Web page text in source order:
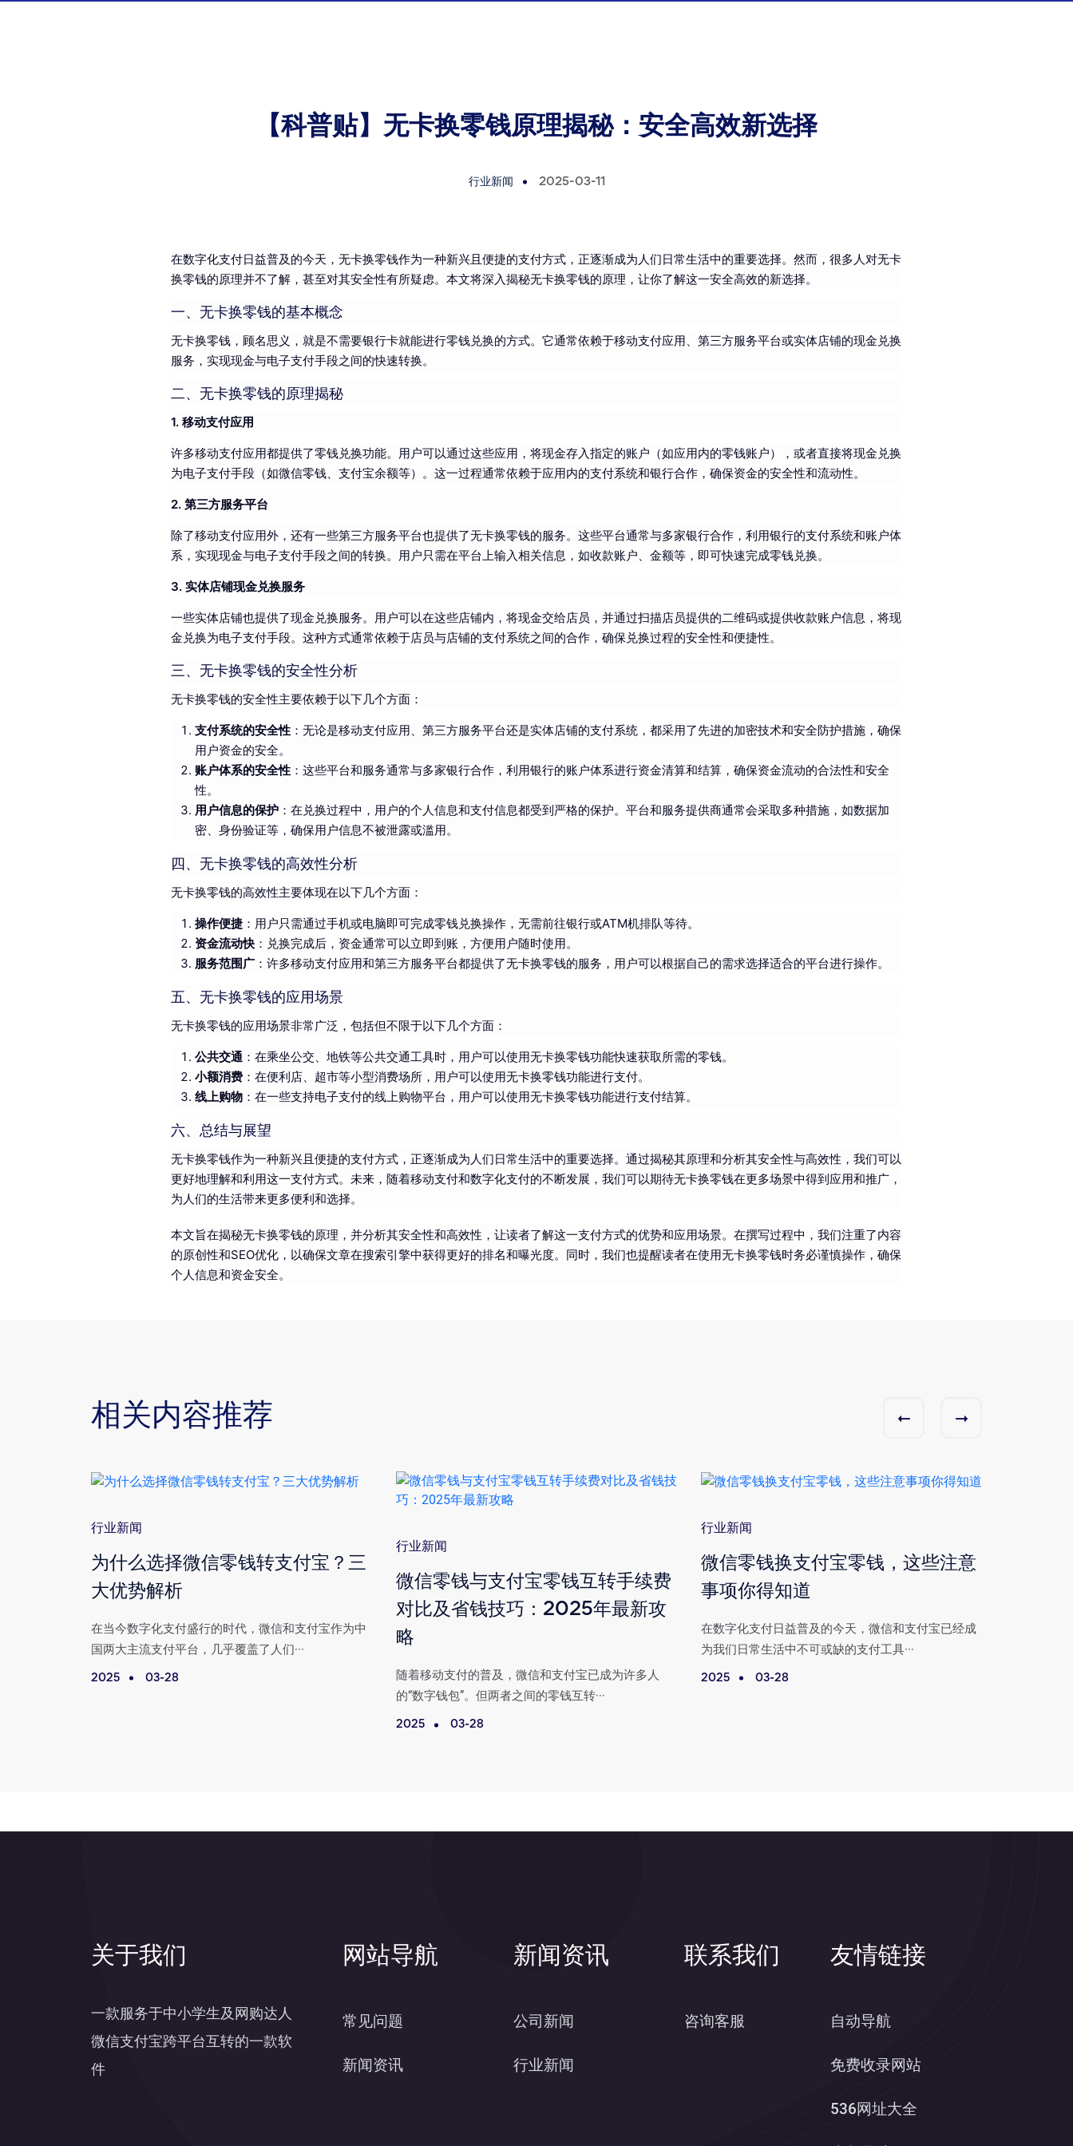
【科普贴】无卡换零钱原理揭秘：安全高效新选择
行业新闻 2025-03-11
在数字化支付日益普及的今天，无卡换零钱作为一种新兴且便捷的支付方式，正逐渐成为人们日常生活中的重要选择。然而，很多人对无卡
换零钱的原理并不了解，甚至对其安全性有所疑虑。本文将深入揭秘无卡换零钱的原理，让你了解这一安全高效的新选择。
一、无卡换零钱的基本概念
无卡换零钱，顾名思义，就是不需要银行卡就能进行零钱兑换的方式。它通常依赖于移动支付应用、第三方服务平台或实体店铺的现金兑换
服务，实现现金与电子支付手段之间的快速转换。
二、无卡换零钱的原理揭秘
1. 移动支付应用
许多移动支付应用都提供了零钱兑换功能。用户可以通过这些应用，将现金存入指定的账户（如应用内的零钱账户），或者直接将现金兑换
为电子支付手段（如微信零钱、支付宝余额等）。这一过程通常依赖于应用内的支付系统和银行合作，确保资金的安全性和流动性。
2. 第三方服务平台
除了移动支付应用外，还有一些第三方服务平台也提供了无卡换零钱的服务。这些平台通常与多家银行合作，利用银行的支付系统和账户体
系，实现现金与电子支付手段之间的转换。用户只需在平台上输入相关信息，如收款账户、金额等，即可快速完成零钱兑换。
3. 实体店铺现金兑换服务
一些实体店铺也提供了现金兑换服务。用户可以在这些店铺内，将现金交给店员，并通过扫描店员提供的二维码或提供收款账户信息，将现
金兑换为电子支付手段。这种方式通常依赖于店员与店铺的支付系统之间的合作，确保兑换过程的安全性和便捷性。
三、无卡换零钱的安全性分析
无卡换零钱的安全性主要依赖于以下几个方面：
支付系统的安全性 ：无论是移动支付应用、第三方服务平台还是实体店铺的支付系统，都采用了先进的加密技术和安全防护措施，确保
用户资金的安全。
账户体系的安全性 ：这些平台和服务通常与多家银行合作，利用银行的账户体系进行资金清算和结算，确保资金流动的合法性和安全
性。
用户信息的保护 ：在兑换过程中，用户的个人信息和支付信息都受到严格的保护。平台和服务提供商通常会采取多种措施，如数据加
密、身份验证等，确保用户信息不被泄露或滥用。
四、无卡换零钱的高效性分析
无卡换零钱的高效性主要体现在以下几个方面：
操作便捷 ：用户只需通过手机或电脑即可完成零钱兑换操作，无需前往银行或ATM机排队等待。
资金流动快 ：兑换完成后，资金通常可以立即到账，方便用户随时使用。
服务范围广 ：许多移动支付应用和第三方服务平台都提供了无卡换零钱的服务，用户可以根据自己的需求选择适合的平台进行操作。
五、无卡换零钱的应用场景
无卡换零钱的应用场景非常广泛，包括但不限于以下几个方面：
公共交通 ：在乘坐公交、地铁等公共交通工具时，用户可以使用无卡换零钱功能快速获取所需的零钱。
小额消费 ：在便利店、超市等小型消费场所，用户可以使用无卡换零钱功能进行支付。
线上购物 ：在一些支持电子支付的线上购物平台，用户可以使用无卡换零钱功能进行支付结算。
六、总结与展望
无卡换零钱作为一种新兴且便捷的支付方式，正逐渐成为人们日常生活中的重要选择。通过揭秘其原理和分析其安全性与高效性，我们可以
更好地理解和利用这一支付方式。未来，随着移动支付和数字化支付的不断发展，我们可以期待无卡换零钱在更多场景中得到应用和推广，
为人们的生活带来更多便利和选择。
本文旨在揭秘无卡换零钱的原理，并分析其安全性和高效性，让读者了解这一支付方式的优势和应用场景。在撰写过程中，我们注重了内容
的原创性和SEO优化，以确保文章在搜索引擎中获得更好的排名和曝光度。同时，我们也提醒读者在使用无卡换零钱时务必谨慎操作，确保
个人信息和资金安全。
相关内容推荐
行业新闻
为什么选择微信零钱转支付宝？三
大优势解析
在当今数字化支付盛行的时代，微信和支付宝作为中
国两大主流支付平台，几乎覆盖了人们···
2025 03-28
行业新闻
微信零钱与支付宝零钱互转手续费
对比及省钱技巧：2025年最新攻
略
随着移动支付的普及，微信和支付宝已成为许多人
的“数字钱包”。但两者之间的零钱互转···
2025 03-28
行业新闻
微信零钱换支付宝零钱，这些注意
事项你得知道
在数字化支付日益普及的今天，微信和支付宝已经成
为我们日常生活中不可或缺的支付工具···
2025 03-28
关于我们
一款服务于中小学生及网购达人
微信支付宝跨平台互转的一款软
件
网站导航
常见问题
新闻资讯
新闻资讯
公司新闻
行业新闻
联系我们
咨询客服
友情链接
自动导航
免费收录网站
536网址大全